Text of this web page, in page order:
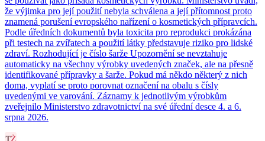
že výjimka pro její použití nebyla schválena a její přítomnost proto
znamená porušení evropského nařízení o kosmetických přípravcích.
Podle úředních dokumentů byla toxicita pro reprodukci prokázána
při testech na zvířatech a použití látky představuje riziko pro lidské
zdraví. Rozhodující je číslo šarže Upozornění se nevztahuje
automaticky na všechny výrobky uvedených značek, ale na přesně
identifikované přípravky a šarže. Pokud má někdo některý z nich
doma, vyplatí se proto porovnat označení na obalu s čísly
uvedenými ve varování. Záznamy k jednotlivým výrobkům
zveřejnilo Ministerstvo zdravotnictví na své úřední desce 4. a 6.
srpna 2026.